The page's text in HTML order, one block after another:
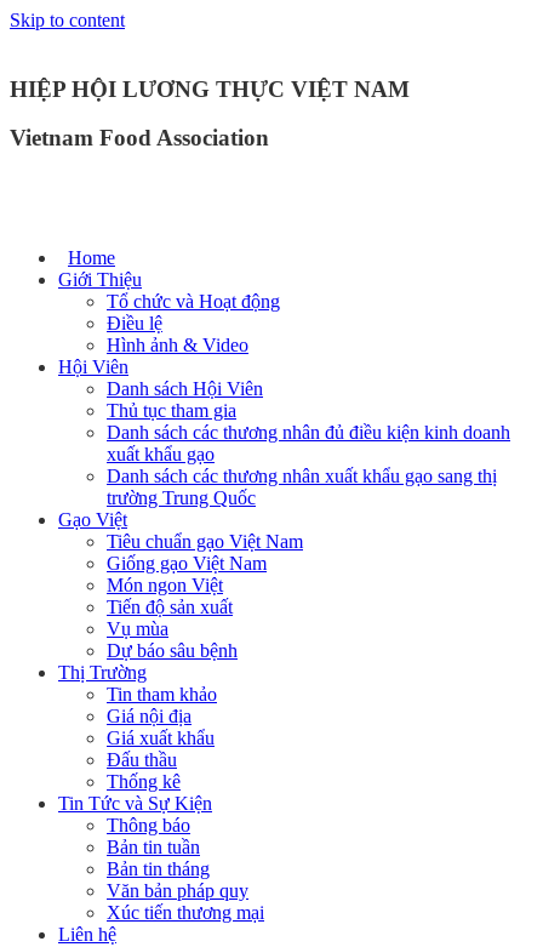
Skip to content
HIỆP HỘI LƯƠNG THỰC VIỆT NAM
Vietnam Food Association
Home
Giới Thiệu
Tổ chức và Hoạt động
Điều lệ
Hình ảnh & Video
Hội Viên
Danh sách Hội Viên
Thủ tục tham gia
Danh sách các thương nhân đủ điều kiện kinh doanh
xuất khẩu gạo
Danh sách các thương nhân xuất khẩu gạo sang thị
trường Trung Quốc
Gạo Việt
Tiêu chuẩn gạo Việt Nam
Giống gạo Việt Nam
Món ngon Việt
Tiến độ sản xuất
Vụ mùa
Dự báo sâu bệnh
Thị Trường
Tin tham khảo
Giá nội địa
Giá xuất khẩu
Đấu thầu
Thống kê
Tin Tức và Sự Kiện
Thông báo
Bản tin tuần
Bản tin tháng
Văn bản pháp quy
Xúc tiến thương mại
Liên hệ